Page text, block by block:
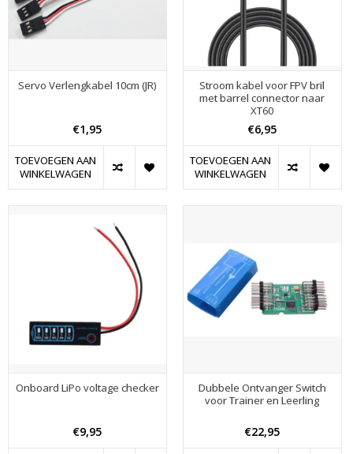
Servo Verlengkabel 10cm (JR)
€1,95
TOEVOEGEN AAN
WINKELWAGEN
Stroom kabel voor FPV bril
met barrel connector naar
XT60
€6,95
TOEVOEGEN AAN
WINKELWAGEN
Onboard LiPo voltage checker
€9,95
Dubbele Ontvanger Switch
voor Trainer en Leerling
€22,95